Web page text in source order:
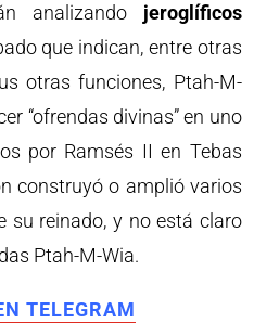
analizando jeroglíficos
que indican, entre otras
otras funciones, Ptah-M-
“ofrendas divinas” en uno
por Ramsés II en Tebas
construyó o amplió varios
su reinado, y no está claro
Ptah-M-Wia.
TELEGRAM